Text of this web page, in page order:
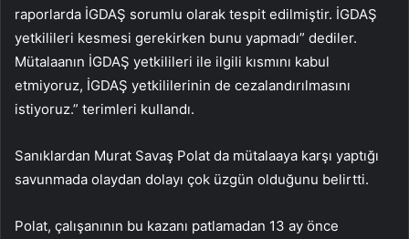
raporlarda İGDAŞ sorumlu olarak tespit edilmiştir. İGDAŞ
yetkilileri kesmesi gerekirken bunu yapmadı” dediler.
Mütalaanın İGDAŞ yetkilileri ile ilgili kısmını kabul
etmiyoruz, İGDAŞ yetkililerinin de cezalandırılmasını
istiyoruz.” terimleri kullandı.
Sanıklardan Murat Savaş Polat da mütalaaya karşı yaptığı
savunmada olaydan dolayı çok üzgün olduğunu belirtti.
Polat, çalışanının bu kazanı patlamadan 13 ay önce